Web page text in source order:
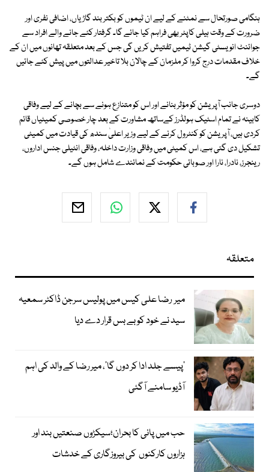
ہنگامی صورتحال سے نمٹنے کے لیے ان ٹیموں کو بکتر بند گاڑیاں، اضافی نفری اور
ضرورت کے وقت ہیلی کاپٹر بھی فراہم کیا جائے گا۔ گرفتار کئے جانے والے افراد سے
جوائنٹ انویسٹی گیشن ٹیمیں تفتیش کریں گی جس کے بعد متعلقہ تھانوں میں ان کے
خلاف مقدمات درج کروا کر ملزمان کے چالان بلا تاخیر عدالتوں میں پیش کئے جائیں
گے۔
دوسری جانب آپریشن کو مؤثر بنانے اور اس کو متنازع ہونے سے بچانے کے لیے وفاقی
کابینہ نے تمام اسٹیک ہولڈرز کےساتھ مشاورت کے بعد چار خصوصی کمیٹیاں قائم
کردی ہیں، آپریشن کو کنٹرول کرنے کے لیے وزیر اعلیٰ سندھ کی قیادت میں کمیٹی
تشکیل دی گئی ہے، اس کمیٹی میں وفاقی وزارت داخلہ، وفاقی انٹیلی جنس اداروں،
رینجرز، نادرا، نارا اور صوبائی حکومت کے نمائندے شامل ہوں گے۔
متعلقہ
میر رضا علی کیس میں پولیس سرجن ڈاکٹر سمعیہ
سید نے خود کو بے بس قرار دے دیا
’پیسے جلد ادا کر دوں گا‘، میر رضا کے والد کی اہم
آڈیو سامنے آگئی
حب میں پانی کا بحران؛سیکڑوں صنعتیں بند اور
ہزاروں کارکنوں کی بیروزگاری کے خدشات